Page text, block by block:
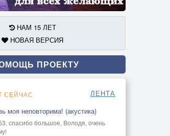
НАМ 15 ЛЕТ
НОВАЯ ВЕРСИЯ
ПРОЕКТУ
СЕЙЧАС ЛЕНТА
моя неповторима! (акустика)
спасибо большое, Володя, очень